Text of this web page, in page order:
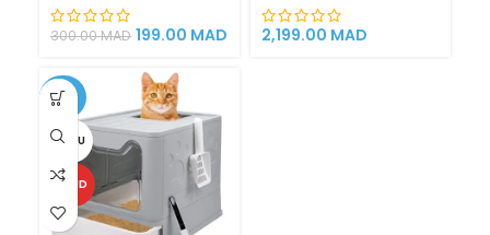
300.00MAD 199.00 MAD
chat griffoirs
2,199.00 MAD
-25%
VENDU
CHAUD